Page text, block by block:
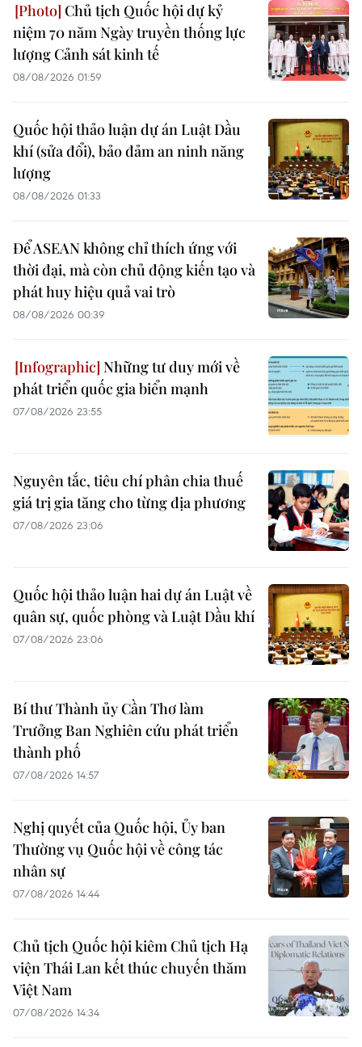
Chủ tịch Quốc hội dự kỷ
niệm 70 năm Ngày truyền thống lực
lượng Cảnh sát kinh tế
08/08/2026 01:59
Quốc hội thảo luận dự án Luật Dầu
khí (sửa đổi), bảo đảm an ninh năng
lượng
08/08/2026 01:33
Để ASEAN không chỉ thích ứng với
thời đại, mà còn chủ động kiến tạo và
phát huy hiệu quả vai trò
08/08/2026 00:39
Những tư duy mới về
phát triển quốc gia biển mạnh
07/08/2026 23:55
Nguyên tắc, tiêu chí phân chia thuế
giá trị gia tăng cho từng địa phương
07/08/2026 23:06
Quốc hội thảo luận hai dự án Luật về
quân sự, quốc phòng và Luật Dầu khí
07/08/2026 23:06
Bí thư Thành ủy Cần Thơ làm
Trưởng Ban Nghiên cứu phát triển
thành phố
07/08/2026 14:57
Nghị quyết của Quốc hội, Ủy ban
Thường vụ Quốc hội về công tác
nhân sự
07/08/2026 14:44
Chủ tịch Quốc hội kiêm Chủ tịch Hạ
viện Thái Lan kết thúc chuyến thăm
Việt Nam
07/08/2026 14:34